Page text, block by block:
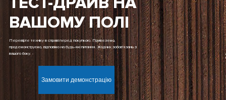
ВАШОМУ ПОЛІ
Перевірте техніку в справі перед покупкою. Привеземо,
продемонструємо, відповімо на будь-які питання. Жодних зобов'язань з
вашого боку.
Замовити демонстрацію